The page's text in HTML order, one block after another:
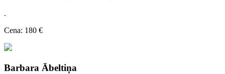
.
Cena: 180 €
Barbara Ābeltiņa